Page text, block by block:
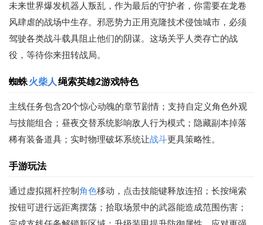
未来世界爆发机器人叛乱，作为最后的守护者，你需要在龙卷
风肆虐的战场中生存。邪恶势力正用克隆技术侵蚀城市，必须
驾驶各类战斗载具阻止他们的阴谋。这场关乎人类存亡的战
役，等待你来扭转战局。
蜘蛛火柴人 绳索英雄2游戏特色
主线任务包含20个惊心动魄的章节剧情；支持自定义角色外观
与技能组合；昼夜交替系统影响敌人行为模式；隐藏副本掉落
稀有装备道具；实时物理破坏系统让战斗更具策略性。
手游玩法
通过虚拟摇杆控制 角色移动，点击技能键释放连招；长按绳索
按钮可进行远距离摆荡；拾取场景中的武器能造成范围伤害；